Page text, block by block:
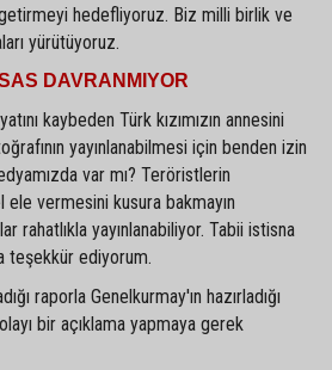
hedefliyoruz. Biz milli birlik ve
yürütüyoruz.
DAVRANMIYOR
kaybeden Türk kızımızın annesini
yayınlanabilmesi için benden izin
var mı? Teröristlerin
vermesini kusura bakmayın
rahatlıkla yayınlanabiliyor. Tabii istisna
teşekkür ediyorum.
raporla Genelkurmay'ın hazırladığı
bir açıklama yapmaya gerek